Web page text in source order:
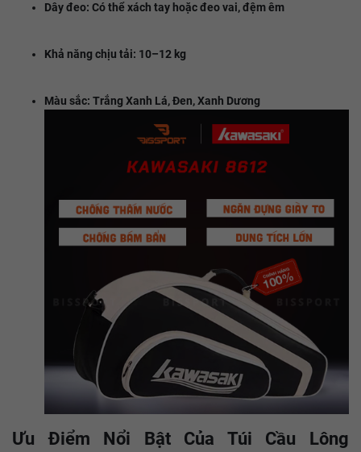
Dây đeo: Có thể xách tay hoặc đeo vai, đệm êm
Khả năng chịu tải: 10–12 kg
Màu sắc: Trắng Xanh Lá, Đen, Xanh Dương
Ưu Điểm Nổi Bật Của Túi Cầu Lông